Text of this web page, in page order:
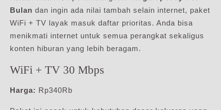
Bulan dan ingin ada nilai tambah selain internet, paket
WiFi + TV layak masuk daftar prioritas. Anda bisa
menikmati internet untuk semua perangkat sekaligus
konten hiburan yang lebih beragam.
WiFi + TV 30 Mbps
Harga: Rp340Rb